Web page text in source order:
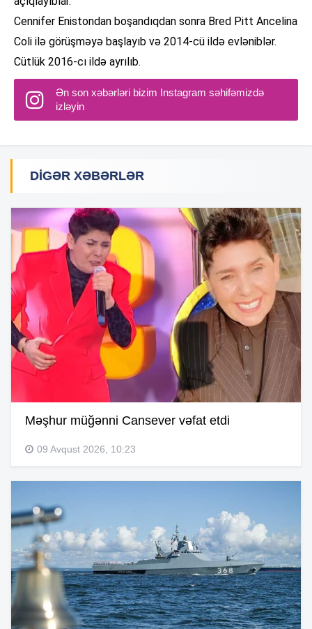
Cennifer Enistondan boşandıqdan sonra Bred Pitt Ancelina
Coli ilə görüşməyə başlayıb və 2014-cü ildə evləniblər.
Cütlük 2016-cı ildə ayrılıb.
Ən son xəbərləri bizim Instagram səhifəmizdə
izləyin
DIGƏR XƏBƏRLƏR
Məşhur müğənni Cansever vəfat etdi
09 Avqust 2026, 10:23